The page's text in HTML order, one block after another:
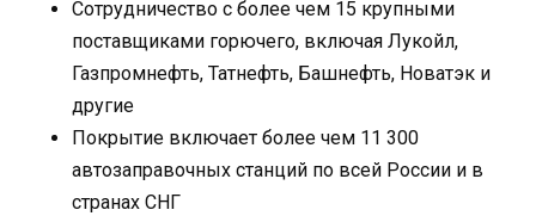
Сотрудничество с более чем 15 крупными
поставщиками горючего, включая Лукойл,
Газпромнефть, Татнефть, Башнефть, Новатэк и
другие
Покрытие включает более чем 11 300
автозаправочных станций по всей России и в
странах СНГ